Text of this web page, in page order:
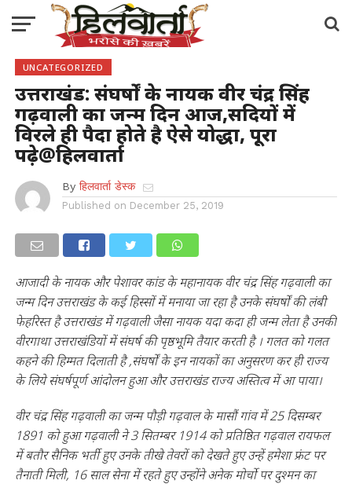
UNCATEGORIZED
उत्तराखंड: संघर्षों के नायक वीर चंद्र सिंह
गढ़वाली का जन्म दिन आज,सदियों में
विरले ही पैदा होते है ऐसे योद्धा, पूरा
पढ़े@हिलवार्ता
By हिलवार्ता डेस्क
Published on December 25, 2019
आजादी के नायक और पेशावर कांड के महानायक वीर चंद्र सिंह गढ़वाली का
जन्म दिन उत्तराखंड के कई हिस्सों में मनाया जा रहा है उनके संघर्षों की लंबी
फेहरिस्त है उत्तराखंड में गढ़वाली जैसा नायक यदा कदा ही जन्म लेता है उनकी
वीरगाथा उत्तराखंडियों में संघर्ष की पृष्ठभूमि तैयार करती है । गलत को गलत
कहने की हिम्मत दिलाती है ,संघर्षों के इन नायकों का अनुसरण कर ही राज्य
के लिये संघर्षपूर्ण आंदोलन हुआ और उत्तराखंड राज्य अस्तित्व में आ पाया।
वीर चंद्र सिंह गढ़वाली का जन्म पौड़ी गढ़वाल के मासौं गांव में 25 दिसम्बर
1891 को हुआ गढ़वाली ने 3 सितम्बर 1914 को प्रतिष्ठित गढ़वाल रायफल
में बतौर सैनिक भर्ती हुए उनके तीखे तेवरों को देखते हुए उन्हें हमेशा फ्रंट पर
तैनाती मिली, 16 साल सेना में रहते हुए उन्होंने अनेक मोर्चो पर दुश्मन का